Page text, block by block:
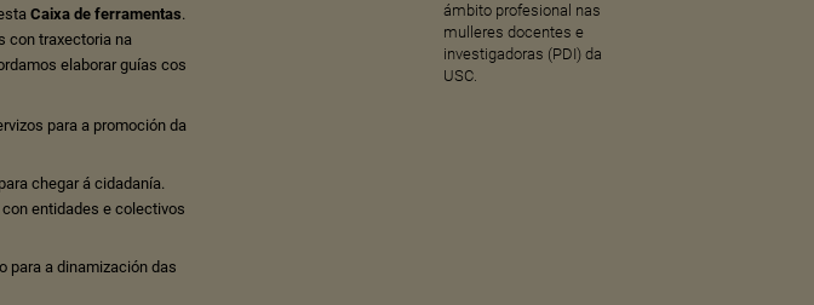
Caixa de ferramentas.
con traxectoria na
elaborar guías cos
para a promoción da
chegar á cidadanía.
entidades e colectivos
para a dinamización das
ámbito profesional nas
mulleres docentes e
investigadoras (PDI) da
USC.